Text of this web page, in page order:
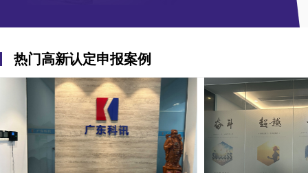
热门高新认定申报案例